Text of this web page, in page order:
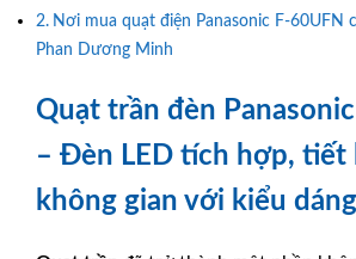
Nơi mua quạt điện Panasonic F-60UFN
Phan Dương Minh
Quạt trần đèn
– Đèn LED tích hợp, tiết
không gian với kiểu